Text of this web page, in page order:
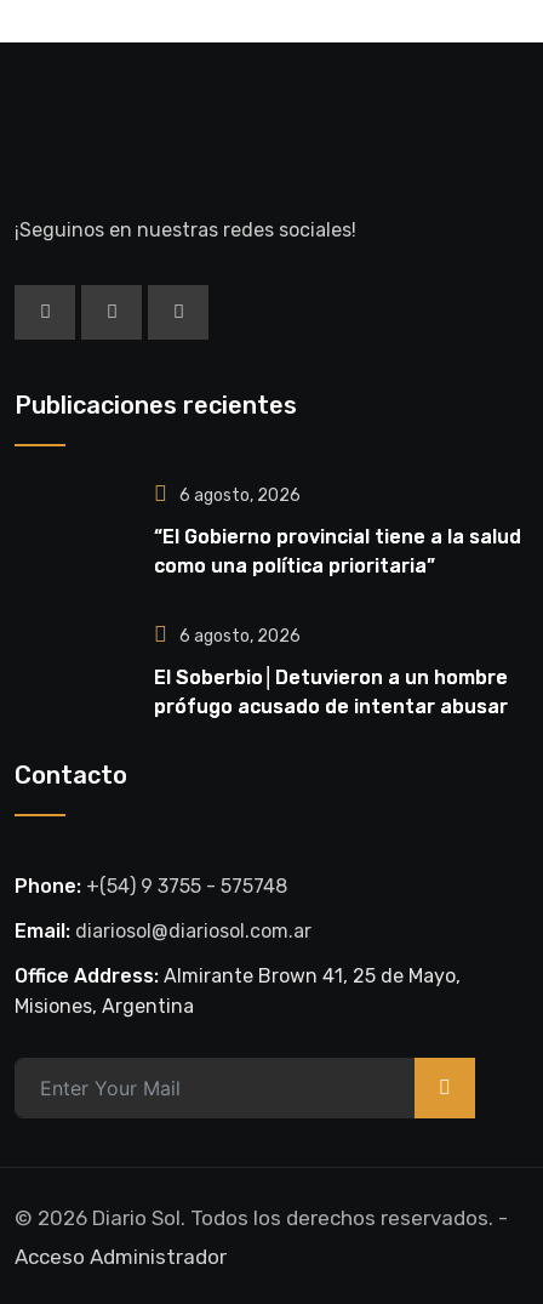
¡Seguinos en nuestras redes sociales!
Publicaciones recientes
6 agosto, 2026
“El Gobierno provincial tiene a la salud
como una política prioritaria”
6 agosto, 2026
El Soberbio│Detuvieron a un hombre
prófugo acusado de intentar abusar
Contacto
Phone: +(54) 9 3755 - 575748
Email: diariosol@diariosol.com.ar
Office Address: Almirante Brown 41, 25 de Mayo,
Misiones, Argentina
>
© 2026 Diario Sol. Todos los derechos reservados. -
Acceso Administrador